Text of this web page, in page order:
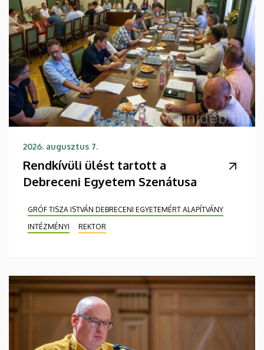
2026. augusztus 7.
Rendkívüli ülést tartott a
Debreceni Egyetem Szenátusa
GRÓF TISZA ISTVÁN DEBRECENI EGYETEMÉRT ALAPÍTVÁNY
INTÉZMÉNYI
REKTOR